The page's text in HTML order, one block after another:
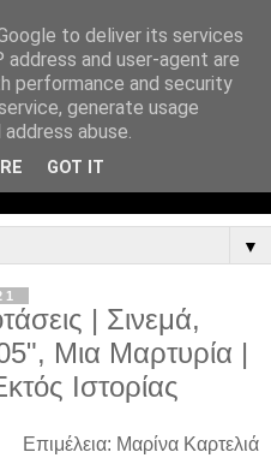
▼
| Σινεμά,
Μια Μαρτυρία |
Ιστορίας
Επιμέλεια: Μαρίνα Καρτελιά
to deliver its services
and user-agent are
performance and security
generate usage
abuse.
GOT IT